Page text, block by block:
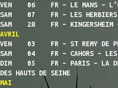
VEN 06 FR – LE MANS –
SAM 07 FR – LES HERBIERS –
SAM 28 FR – KINGERSHEIM
AVRIL
VEN 03 FR – ST REMY DE
SAM 04 FR – CAHORS – LES
DIM 05 FR – PARIS – LA
DES HAUTS DE SEINE
MAI